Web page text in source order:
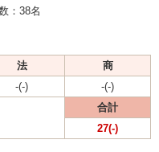
：38名
法
商
-(-)
-(-)
合計
27(-)